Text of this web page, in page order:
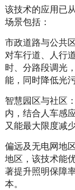
该技术的应用已
场景包括：
市政道路与公共
对车行道、人行
时、分路段调光
能，同时降低光污
智慧园区与社区
内，结合人车感
又能最大限度减
偏远及无电网地
地区，该技术能
著提升照明保障
本。